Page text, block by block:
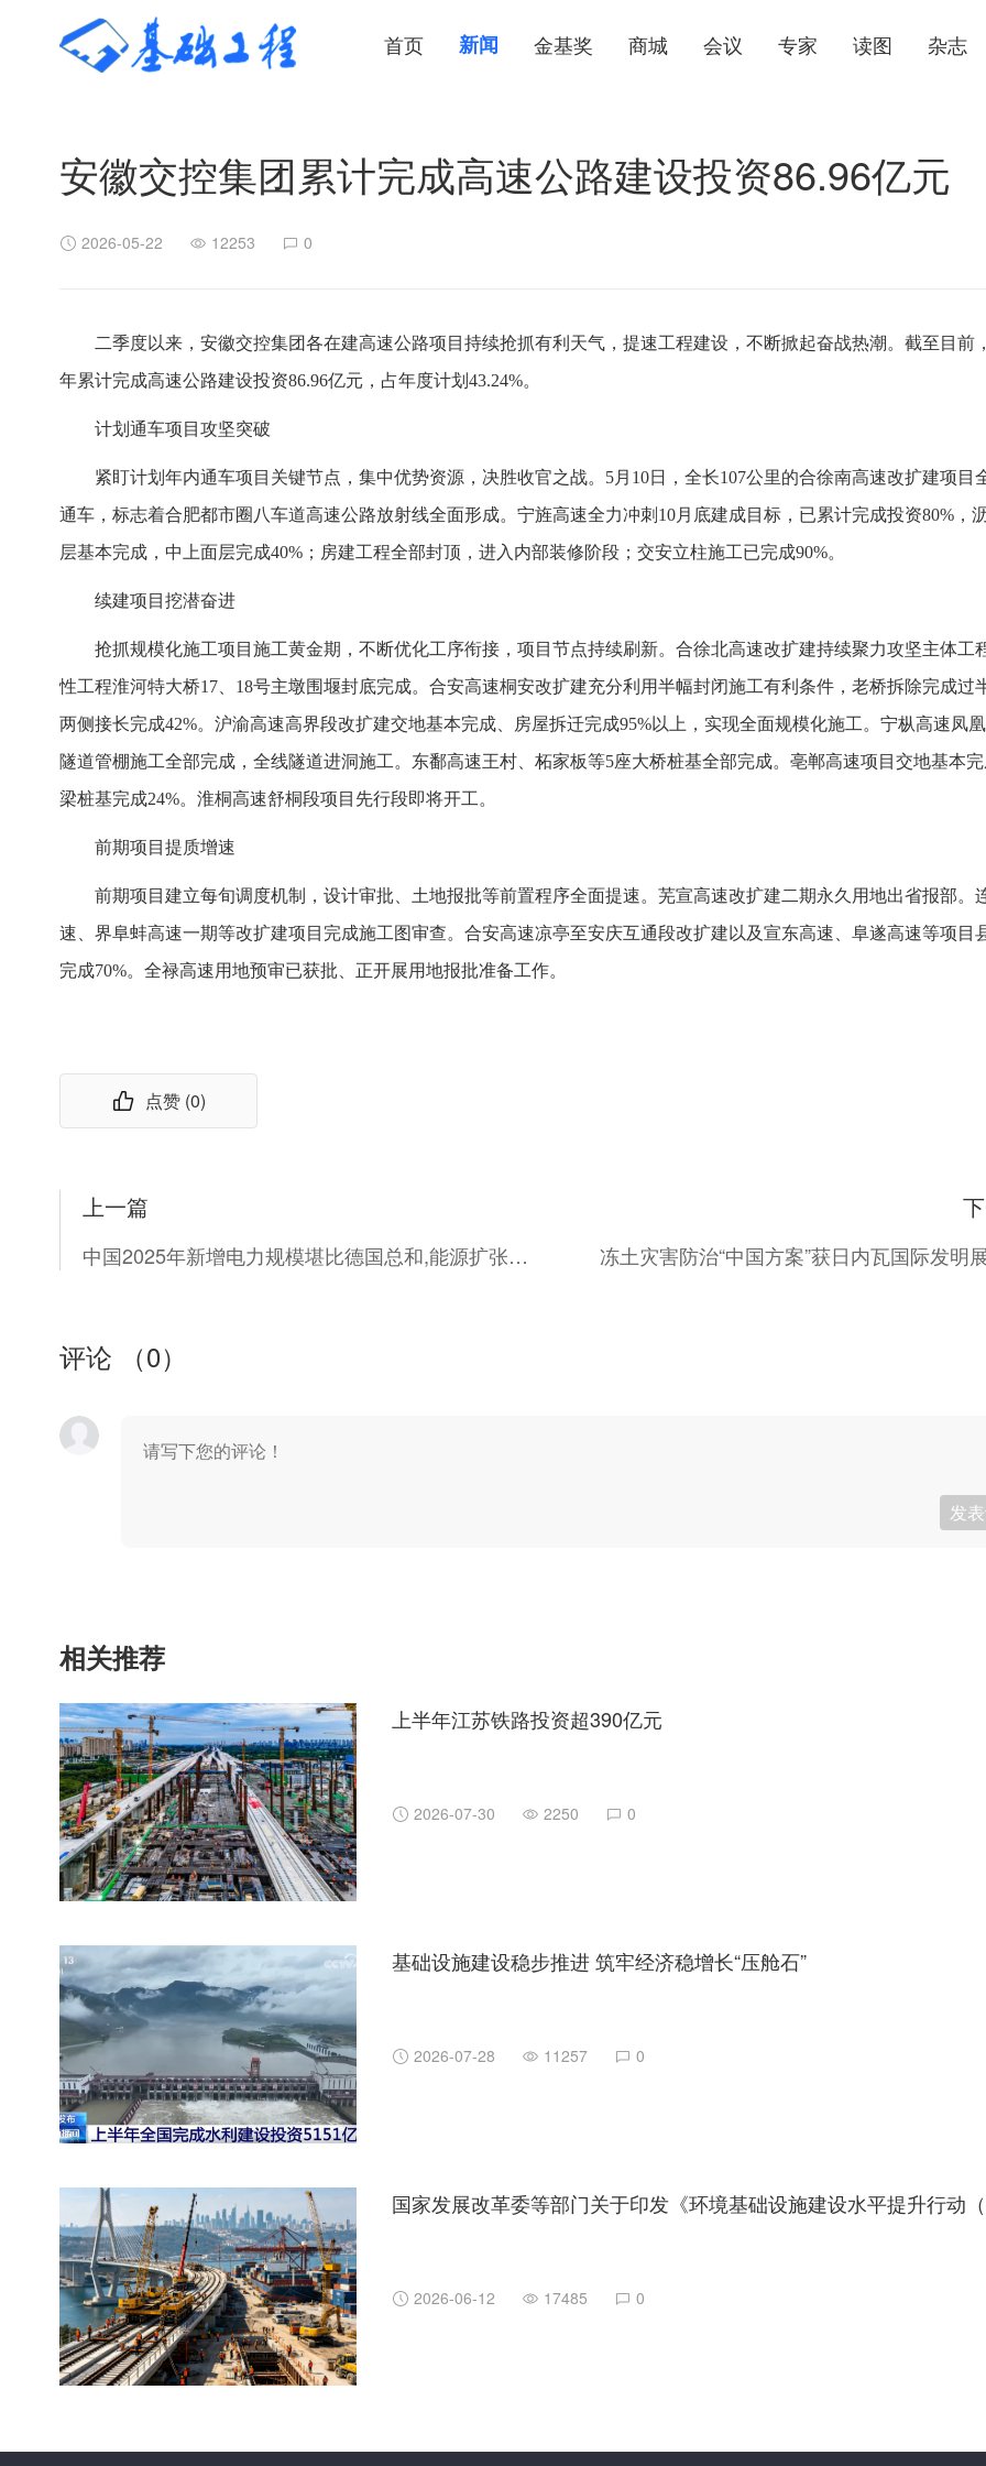
首页 新闻 金基奖 商城 会议 专家 读图 杂志
安徽交控集团累计完成高速公路建设投资86.96亿元
2026-05-22 12253 0
二季度以来，安徽交控集团各在建高速公路项目持续抢抓有利天气，提速工程建设，不断掀起奋战热潮。截至目前
年累计完成高速公路建设投资86.96亿元，占年度计划43.24%。
计划通车项目攻坚突破
紧盯计划年内通车项目关键节点，集中优势资源，决胜收官之战。5月10日，全长107公里的合徐南高速改扩建项目
通车，标志着合肥都市圈八车道高速公路放射线全面形成。宁旌高速全力冲刺10月底建成目标，已累计完成投资80%，
层基本完成，中上面层完成40%；房建工程全部封顶，进入内部装修阶段；交安立柱施工已完成90%。
续建项目挖潜奋进
抢抓规模化施工项目施工黄金期，不断优化工序衔接，项目节点持续刷新。合徐北高速改扩建持续聚力攻坚主体工
性工程淮河特大桥17、18号主墩围堰封底完成。合安高速桐安改扩建充分利用半幅封闭施工有利条件，老桥拆除完成过
两侧接长完成42%。沪渝高速高界段改扩建交地基本完成、房屋拆迁完成95%以上，实现全面规模化施工。宁枞高速凤
隧道管棚施工全部完成，全线隧道进洞施工。东鄱高速王村、柘家板等5座大桥桩基全部完成。亳郸高速项目交地基本
梁桩基完成24%。淮桐高速舒桐段项目先行段即将开工。
前期项目提质增速
前期项目建立每旬调度机制，设计审批、土地报批等前置程序全面提速。芜宣高速改扩建二期永久用地出省报部。
速、界阜蚌高速一期等改扩建项目完成施工图审查。合安高速凉亭至安庆互通段改扩建以及宣东高速、阜遂高速等项目
完成70%。全禄高速用地预审已获批、正开展用地报批准备工作。
点赞 (0)
上一篇
中国2025年新增电力规模堪比德国总和,能源扩张势不可挡 冻土灾害防治“中国方案”获日内瓦国际发明
评论 （0）
发
相关推荐
上半年江苏铁路投资超390亿元
2026-07-30 2250 0
基础设施建设稳步推进 筑牢经济稳增长“压舱石”
2026-07-28 11257 0
2026-06-12 17485 0